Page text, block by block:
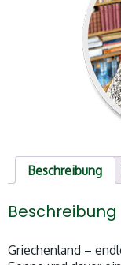
Beschreibung
Beschreibung
Griechenland –